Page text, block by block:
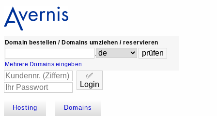
Domain bestellen / Domains umziehen / reservieren
.
Mehrere Domains eingeben
✅
Login
Hosting Domains